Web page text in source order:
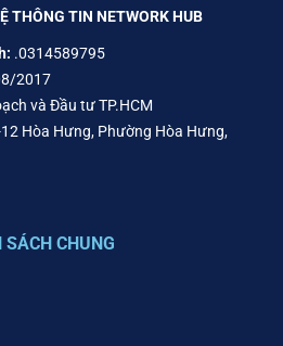
THÔNG TIN NETWORK HUB
.0314589795
2017
và Đầu tư TP.HCM
Hòa Hưng, Phường Hòa Hưng,
SÁCH CHUNG